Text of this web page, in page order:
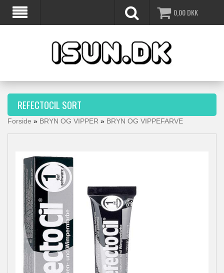
0,00DKK
REFECTOCIL SORT
Forside » BRYN OG VIPPER » BRYN OG VIPPEFARVE